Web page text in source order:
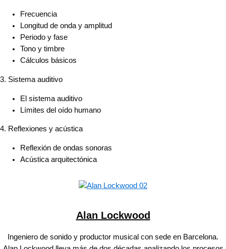
Frecuencia
Longitud de onda y amplitud
Periodo y fase
Tono y timbre
Cálculos básicos
3. Sistema auditivo
El sistema auditivo
Límites del oído humano
4. Reflexiones y acústica
Reflexión de ondas sonoras
Acústica arquitectónica
Alan Lockwood
Ingeniero de sonido y productor musical con sede en Barcelona.